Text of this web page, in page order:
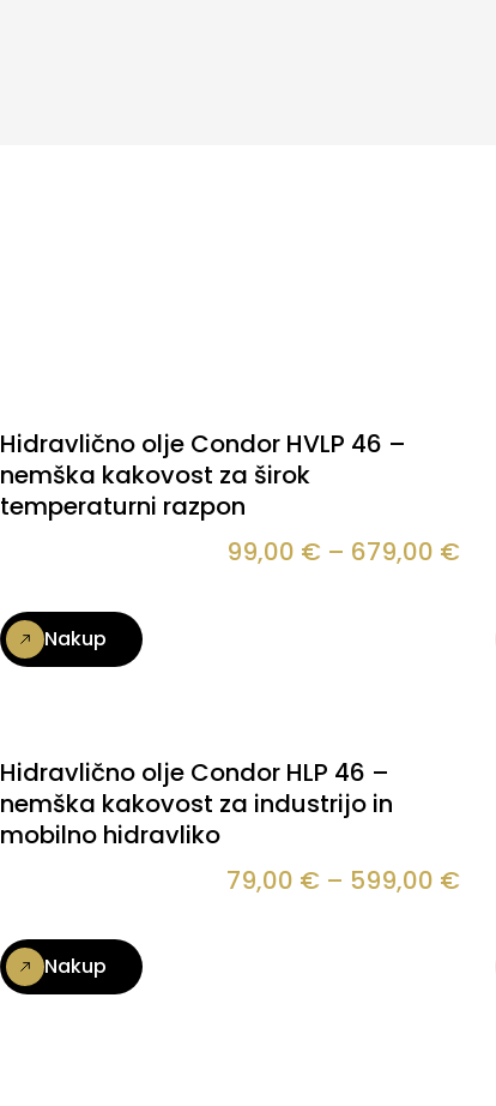
Hidravlično olje Condor HVLP 46 –
nemška kakovost za širok
temperaturni razpon
99,00 € – 679,00 €
Nakup
Hidravlično olje Condor HLP 46 –
nemška kakovost za industrijo in
mobilno hidravliko
79,00 € – 599,00 €
Nakup